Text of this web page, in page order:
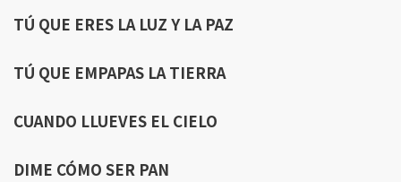
TÚ QUE ERES LA LUZ Y LA PAZ
TÚ QUE EMPAPAS LA TIERRA
CUANDO LLUEVES EL CIELO
DIME CÓMO SER PAN